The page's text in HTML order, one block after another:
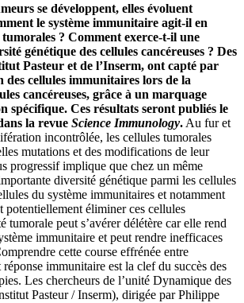
se développent, elles évoluent
le système immunitaire agit-il en
tumorales ? Comment exerce-t-il une
génétique des cellules cancéreuses ? Des
Pasteur et de l’Inserm, ont capté par
des cellules immunitaires lors de la
cancéreuses, grâce à un marquage
spécifique. Ces résultats seront publiés le
la revue Science Immunology. Au fur et
incontrôlée, les cellules tumorales
mutations et des modifications de leur
progressif implique que chez un même
diversité génétique parmi les cellules
du système immunitaires et notamment
potentiellement éliminer ces cellules
tumorale peut s’avérer délétère car elle rend
immunitaire et peut rendre inefficaces
cette course effrénée entre
immunitaire est la clef du succès des
Les chercheurs de l’unité Dynamique des
Pasteur / Inserm), dirigée par Philippe